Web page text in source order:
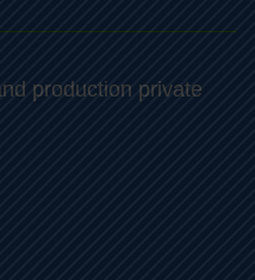
production private